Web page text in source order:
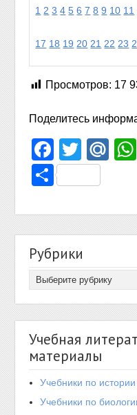
1 2 3 4 5 6 7 8 9 10 11
17 18 19 20 21 22 23
Просмотров: 17
Поделитесь
Рубрики
Учебная
материалы
Учебники по истории
Учебники по